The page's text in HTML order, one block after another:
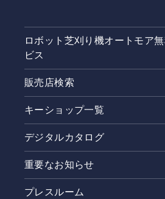
ロボット芝刈り機オートモア
ビス
販売店検索
キーショップ一覧
デジタルカタログ
重要なお知らせ
プレスルーム